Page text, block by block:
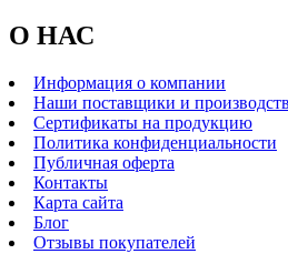
О НАС
Информация о компании
Наши поставщики и
Сертификаты на продукцию
Политика конфиденциальности
Публичная оферта
Контакты
Карта сайта
Блог
Отзывы покупателей